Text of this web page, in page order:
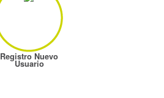
Registro Nuevo
Usuario